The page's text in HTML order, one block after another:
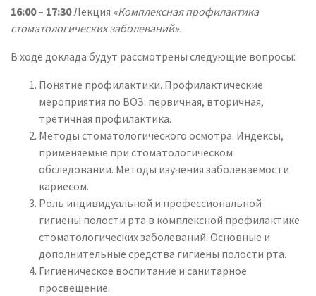
16:00 – 17:30Лекция «Комплексная профилактика
стоматологическихзаболеваний».
В ходе доклада будут рассмотрены следующие вопросы:
Понятие профилактики. Профилактические
мероприятия по ВОЗ: первичная, вторичная,
третичная профилактика.
Методы стоматологического осмотра. Индексы,
применяемые при стоматологическом
обследовании. Методы изучения заболеваемости
кариесом.
Роль индивидуальной и профессиональной
гигиены полости рта в комплексной профилактике
стоматологических заболеваний. Основные и
дополнительные средства гигиены полости рта.
Гигиеническое воспитание и санитарное
просвещение.